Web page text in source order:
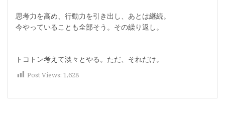
思考力を高め、行動力を引き出し、あとは継続。
今やっていることも全部そう。その繰り返し。
トコトン考えて淡々とやる。ただ、それだけ。
Post Views: 1,628